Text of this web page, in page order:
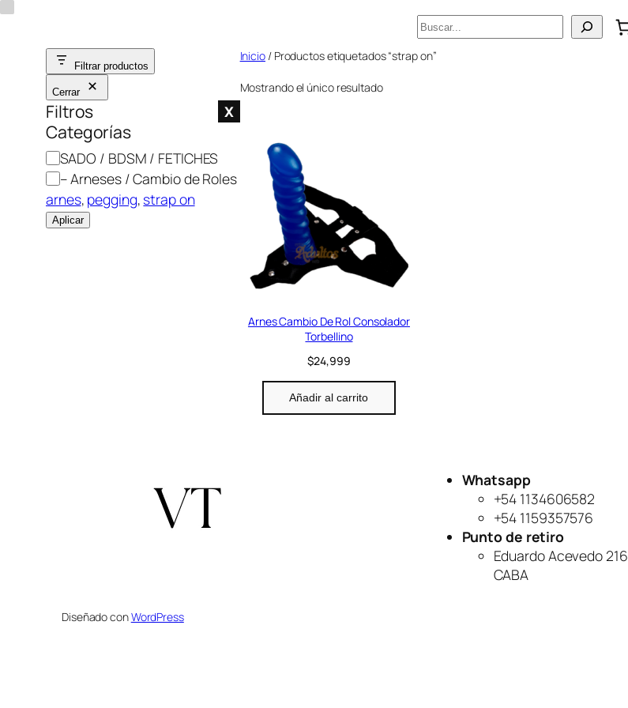
Saltar
contenido
Buscar
Filtrar productos
Cerrar
Filtros X
Categorías
C
a
t
e
g
SADO / BDSM / FETICHES
– Arneses / Cambio de Roles
arnes, pegging, strap on
Aplicar
Inicio / Productos etiquetados “strap on”
Mostrando el único resultado
Arnes Cambio De Rol Consolador
Torbellino
$24,999
Añadir al carrito
Whatsapp
+54 1134606582
+54 1159357576
Punto de retiro
Eduardo Acevedo 216
CABA
Diseñado conWordPress